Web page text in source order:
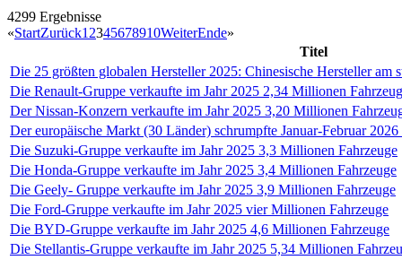
4299 Ergebnisse
«StartZurück1 2345678910WeiterEnde»
Titel
Die 25 größten globalen Hersteller 2025: Chinesische Hersteller am
Die Renault-Gruppe verkaufte im Jahr 2025 2,34 Millionen
Der Nissan-Konzern verkaufte im Jahr 2025 3,20 Millionen
Der europäische Markt (30 Länder) schrumpfte Januar-Februar
Die Suzuki-Gruppe verkaufte im Jahr 2025 3,3 Millionen Fahrzeuge
Die Honda-Gruppe verkaufte im Jahr 2025 3,4 Millionen Fahrzeuge
Die Geely- Gruppe verkaufte im Jahr 2025 3,9 Millionen Fahrzeuge
Die Ford-Gruppe verkaufte im Jahr 2025 vier Millionen Fahrzeuge
Die BYD-Gruppe verkaufte im Jahr 2025 4,6 Millionen Fahrzeuge
Die Stellantis-Gruppe verkaufte im Jahr 2025 5,34 Millionen